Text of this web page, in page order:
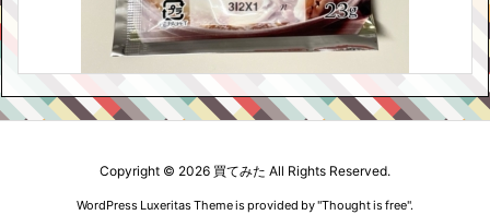
Copyright © 2026 買てみた All Rights Reserved.
WordPress Luxeritas Theme is provided by "Thought is free".